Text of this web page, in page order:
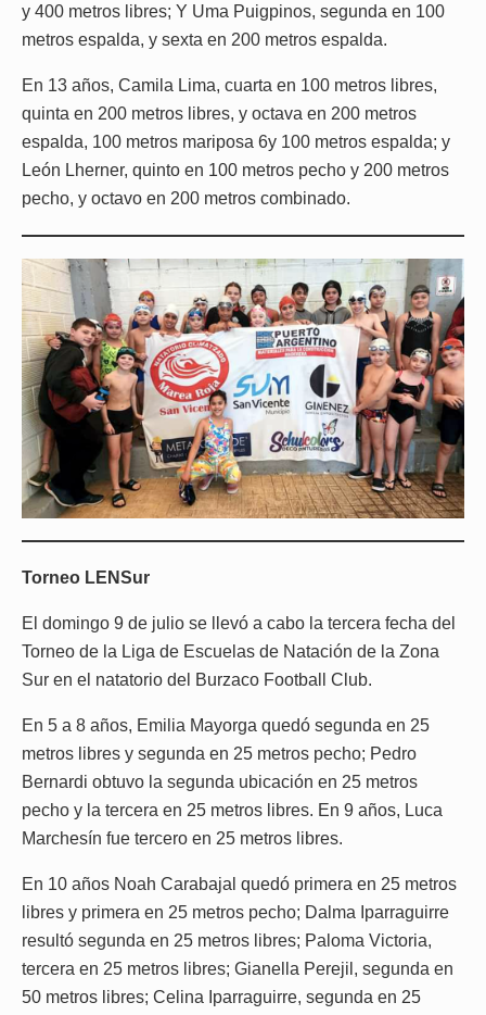
y 400 metros libres; Y Uma Puigpinos, segunda en 100
metros espalda, y sexta en 200 metros espalda.
En 13 años, Camila Lima, cuarta en 100 metros libres,
quinta en 200 metros libres, y octava en 200 metros
espalda, 100 metros mariposa 6y 100 metros espalda; y
León Lherner, quinto en 100 metros pecho y 200 metros
pecho, y octavo en 200 metros combinado.
Torneo LENSur
El domingo 9 de julio se llevó a cabo la tercera fecha del
Torneo de la Liga de Escuelas de Natación de la Zona
Sur en el natatorio del Burzaco Football Club.
En 5 a 8 años, Emilia Mayorga quedó segunda en 25
metros libres y segunda en 25 metros pecho; Pedro
Bernardi obtuvo la segunda ubicación en 25 metros
pecho y la tercera en 25 metros libres. En 9 años, Luca
Marchesín fue tercero en 25 metros libres.
En 10 años Noah Carabajal quedó primera en 25 metros
libres y primera en 25 metros pecho; Dalma Iparraguirre
resultó segunda en 25 metros libres; Paloma Victoria,
tercera en 25 metros libres; Gianella Perejil, segunda en
50 metros libres; Celina Iparraguirre, segunda en 25